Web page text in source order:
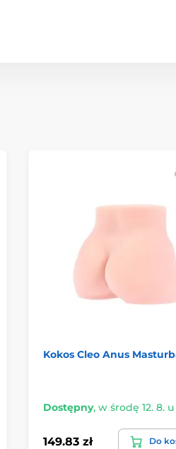
Kokos Cleo Anus
Dostępny, w środę 12. 8.
149.83 zł Do